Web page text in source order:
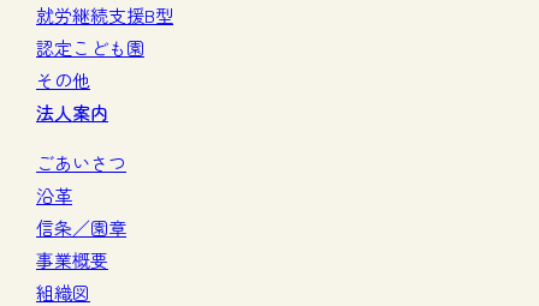
就労継続支援B型
認定こども園
その他
法人案内
ごあいさつ
沿革
信条／園章
事業概要
組織図